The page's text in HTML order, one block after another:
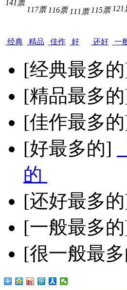
141票
经典
117票
精品
116票
佳作
111票
好
115票
还好
121
一
[经典最多
[精品最多
[佳作最多
[好最多的]
的
[还好最多
[一般最多
[很一般最